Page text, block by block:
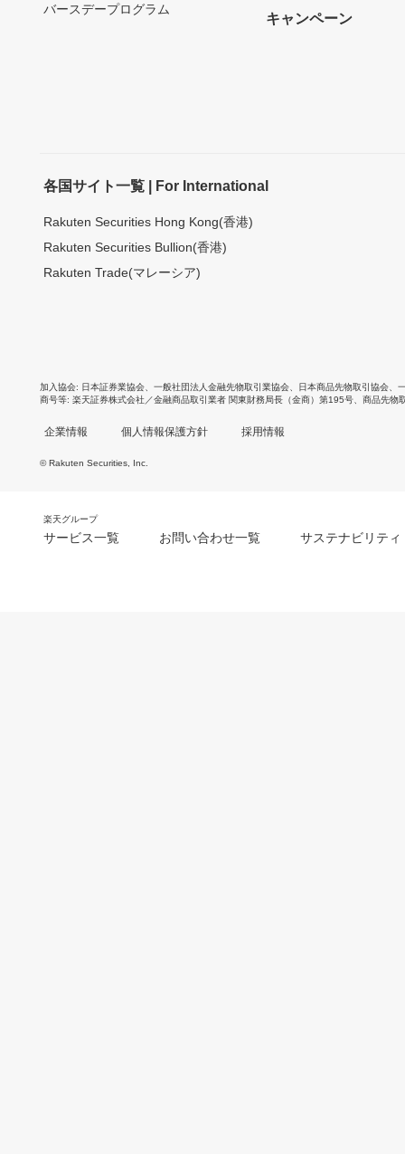
バースデープログラム
キャンペーン
各国サイト一覧 | For International
Rakuten Securities Hong Kong(香港)
Rakuten Securities Bullion(香港)
Rakuten Trade(マレーシア)
加入協会 日本証券業協会 一般社団法人金融先物取引業協会 日本商品先物取引協会
商号等 楽天証券株式会社／金融商品取引業者 関東財務局長（金商）第195号、商品先物
企業情報 個人情報保護方針 採用情報
© Rakuten Securities, Inc.
楽天グループ
サービス一覧 お問い合わせ一覧 サステナビリティ